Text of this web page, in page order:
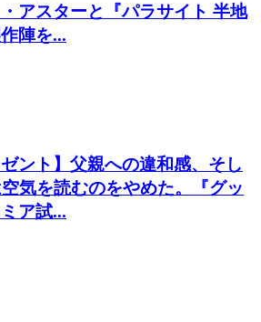
アスターと『パラサイト 半地
陣を...
ゼント】父親への違和感、そし
気を読むのをやめた。『グッ
ア試...